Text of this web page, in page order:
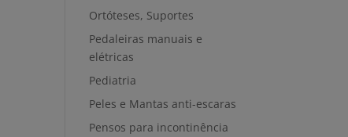
Ortóteses, Suportes
Pedaleiras manuais e
elétricas
Pediatria
Peles e Mantas anti-escaras
Pensos para incontinência